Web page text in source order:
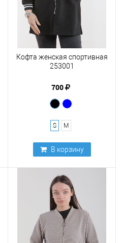
Кофта женская спортивная
253001
700
S M
В корзину